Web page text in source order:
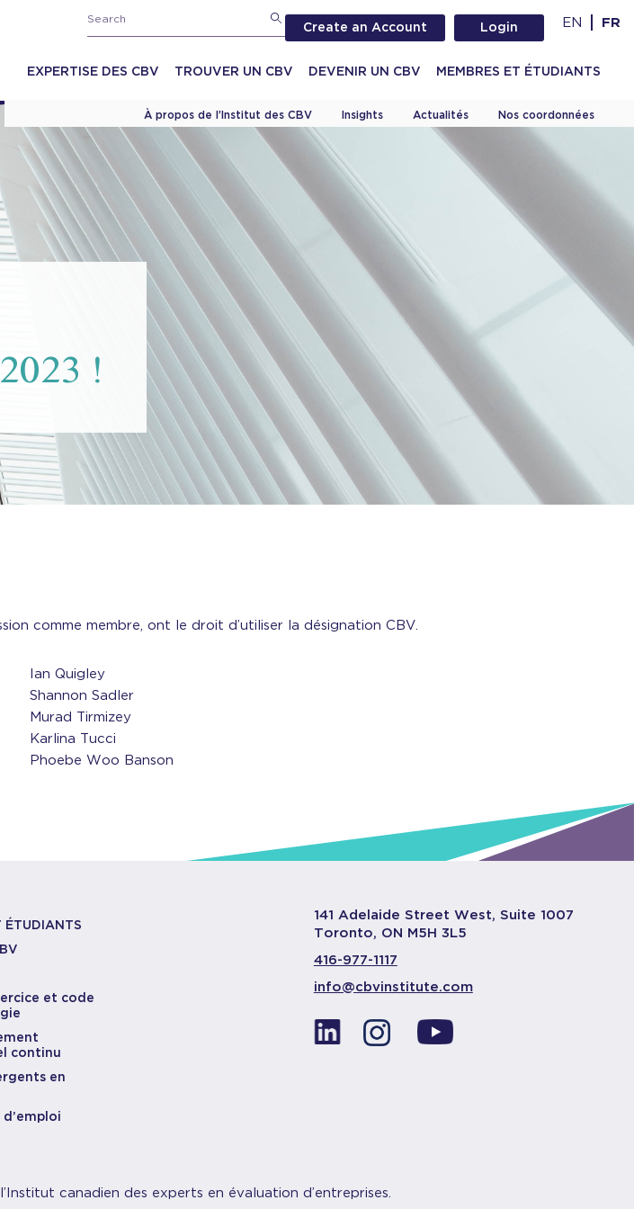
Create an Account Login EN FR
EXPERTISE DES CBV TROUVER UN CBV DEVENIR UN CBV MEMBRES ET ÉTUDIANTS
À propos de l’Institut des CBV Insights Actualités Nos coordonnées
!
comme membre, ont le droit d’utiliser la désignation CBV.
Ian Quigley
Shannon Sadler
Murad Tirmizey
Karlina Tucci
Phoebe Woo Banson
ÉTUDIANTS
et code
continu
en
141 Adelaide Street West, Suite 1007
Toronto, ON M5H 3L5
416-977-1117
info@cbvinstitute.com
canadien des experts en évaluation d’entreprises.